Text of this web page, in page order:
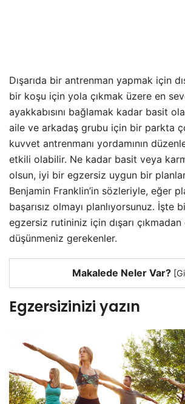
Dışarıda bir antrenman yapmak için
bir koşu için yola çıkmak üzere en
ayakkabısını bağlamak kadar basit
aile ve arkadaş grubu için bir parkta
kuvvet antrenmanı yordamının
etkili olabilir. Ne kadar basit veya
olsun, iyi bir egzersiz uygun bir
Benjamin Franklin’in sözleriyle, eğer
başarısız olmayı planlıyorsunuz. İşte
egzersiz rutininiz için dışarı çıkmadan
düşünmeniz gerekenler.
Makalede Neler Var? [
Egzersizinizi yazın